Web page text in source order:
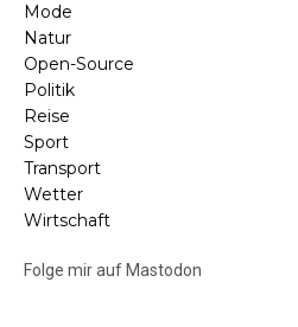
Mode
Natur
Open-Source
Politik
Reise
Sport
Transport
Wetter
Wirtschaft
Folge mir auf Mastodon